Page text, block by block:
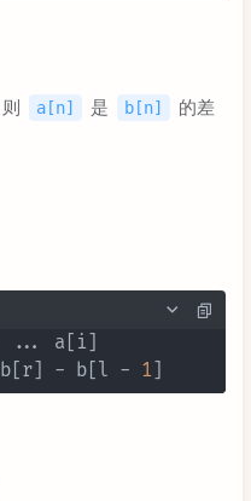
a[n] 是 b[n]
的差
... a[i]
- b[l - 1